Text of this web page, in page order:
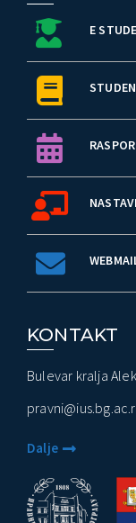
E
KONTAKT
Bulevar kralja
Dalje